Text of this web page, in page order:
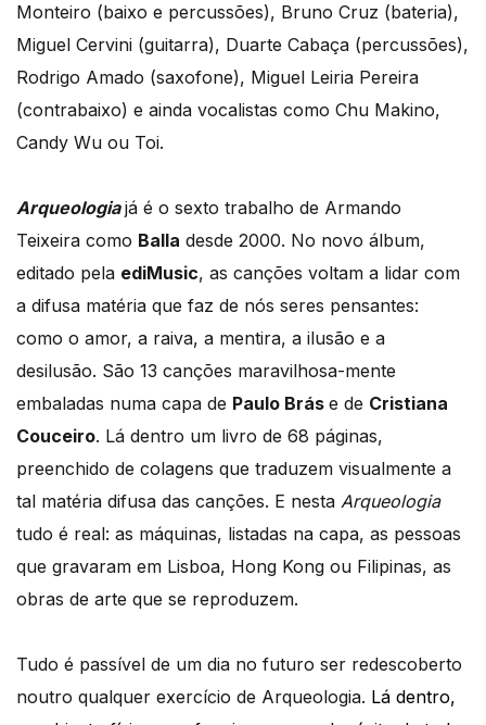
Monteiro (baixo e percussões), Bruno Cruz (bateria),
Miguel Cervini (guitarra), Duarte Cabaça (percussões),
Rodrigo Amado (saxofone), Miguel Leiria Pereira
(contrabaixo) e ainda vocalistas como Chu Makino,
Candy Wu ou Toi.
Arqueologia já é o sexto trabalho de Armando
Teixeira como Balla desde 2000. No novo álbum,
editado pela ediMusic, as canções voltam a lidar com
a difusa matéria que faz de nós seres pensantes:
como o amor, a raiva, a mentira, a ilusão e a
desilusão. São 13 canções maravilhosa-mente
embaladas numa capa de Paulo Brás e de Cristiana
Couceiro. Lá dentro um livro de 68 páginas,
preenchido de colagens que traduzem visualmente a
tal matéria difusa das canções. E nesta Arqueologia
tudo é real: as máquinas, listadas na capa, as pessoas
que gravaram em Lisboa, Hong Kong ou Filipinas, as
obras de arte que se reproduzem.
Tudo é passível de um dia no futuro ser redescoberto
noutro qualquer exercício de Arqueologia. Lá dentro,